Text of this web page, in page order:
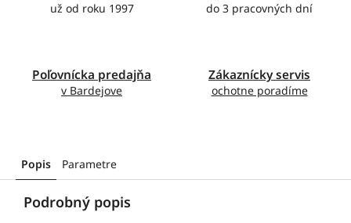
už od roku 1997 do 3 pracovných dní
Poľovnícka predajňa
v Bardejove
Zákaznícky servis
ochotne poradíme
Popis Parametre
Podrobný popis